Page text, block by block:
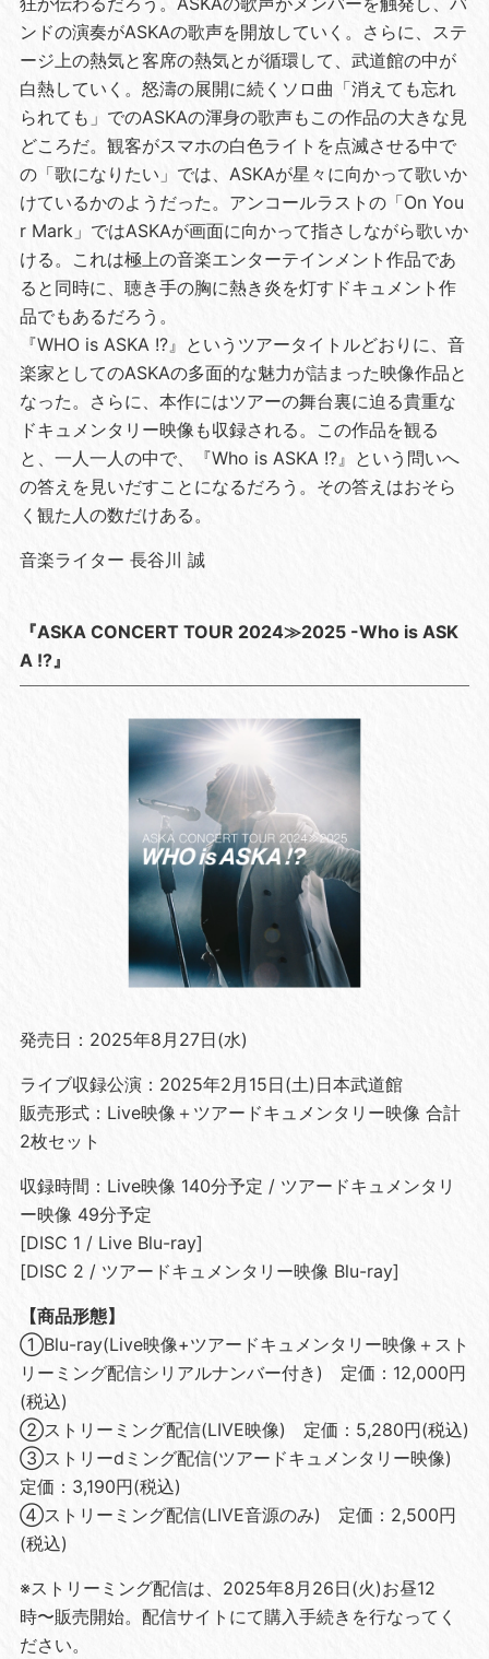
ンドの演奏がASKAの歌声を開放していく。さらに、ステ
ージ上の熱気と客席の熱気とが循環して、武道館の中が
白熱していく。怒濤の展開に続くソロ曲「消えても忘れ
られても」でのASKAの渾身の歌声もこの作品の大きな見
どころだ。観客がスマホの白色ライトを点滅させる中で
の「歌になりたい」では、ASKAが星々に向かって歌いか
けているかのようだった。アンコールラストの「On You
r Mark」ではASKAが画面に向かって指さしながら歌いか
ける。これは極上の音楽エンターテインメント作品であ
ると同時に、聴き手の胸に熱き炎を灯すドキュメント作
品でもあるだろう。
『WHO is ASKA !?』というツアータイトルどおりに、音
楽家としてのASKAの多面的な魅力が詰まった映像作品と
なった。さらに、本作にはツアーの舞台裏に迫る貴重な
ドキュメンタリー映像も収録される。この作品を観る
と、一人一人の中で、『Who is ASKA !?』という問いへ
の答えを見いだすことになるだろう。その答えはおそら
く観た人の数だけある。
音楽ライター 長谷川 誠
『ASKA CONCERT TOUR 2024≫2025 -Who is ASK
A !?』
発売日：2025年8月27日(水)
ライブ収録公演：2025年2月15日(土)日本武道館
販売形式：Live映像＋ツアードキュメンタリー映像 合計
2枚セット
収録時間：Live映像 140分予定 / ツアードキュメンタリ
ー映像 49分予定
[DISC 1 / Live Blu-ray]
[DISC 2 / ツアードキュメンタリー映像 Blu-ray]
【商品形態】
①Blu-ray(Live映像+ツアードキュメンタリー映像＋スト
リーミング配信シリアルナンバー付き) 定価：12,000円
(税込)
②ストリーミング配信(LIVE映像) 定価：5,280円(税込)
③ストリーdミング配信(ツアードキュメンタリー映像)
定価：3,190円(税込)
④ストリーミング配信(LIVE音源のみ) 定価：2,500円
(税込)
※ストリーミング配信は、2025年8⽉26⽇(火)お昼12
時〜販売開始。配信サイトにて購入手続きを行なってく
ださい。